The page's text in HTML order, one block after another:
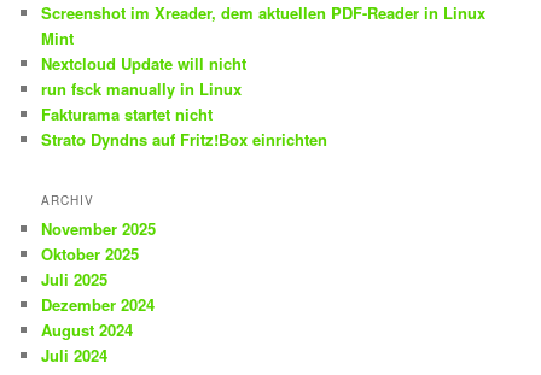
Screenshot im Xreader, dem aktuellen PDF-Reader in Linux
Mint
Nextcloud Update will nicht
run fsck manually in Linux
Fakturama startet nicht
Strato Dyndns auf Fritz!Box einrichten
ARCHIV
November 2025
Oktober 2025
Juli 2025
Dezember 2024
August 2024
Juli 2024